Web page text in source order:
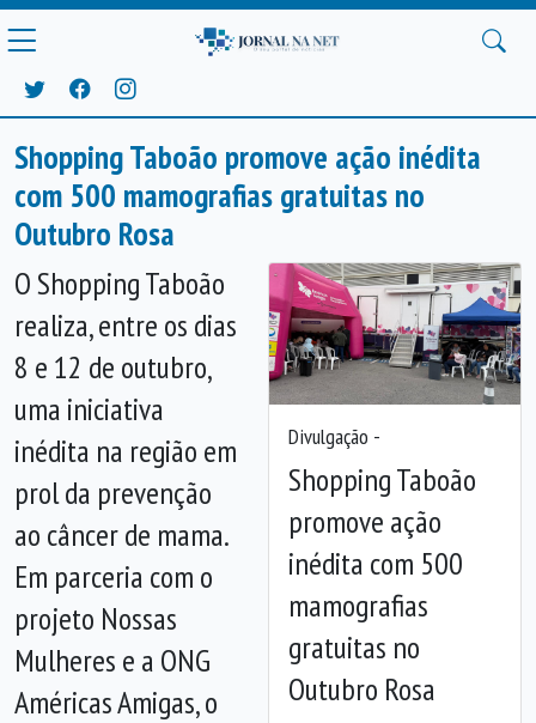
Shopping Taboão promove ação inédita
com 500 mamografias gratuitas no
Outubro Rosa
Divulgação -
Shopping Taboão
promove ação
inédita com 500
mamografias
gratuitas no
Outubro Rosa
Anterior
O Shopping Taboão
realiza, entre os dias
8 e 12 de outubro,
uma iniciativa
inédita na região em
prol da prevenção
ao câncer de mama.
Em parceria com o
projeto Nossas
Mulheres e a ONG
Américas Amigas, o